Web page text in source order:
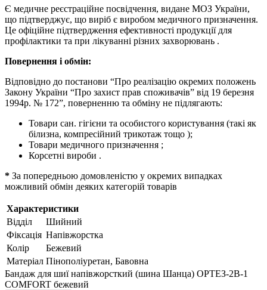
Є медичне реєстраційне посвідчення, видане МОЗ України,
що підтверджує, що виріб є виробом медичного призначення.
Це офіційне підтвердження ефективності продукції для
профілактики та при лікуванні різних захворювань .
Повернення і обмін:
Відповідно до постанови “Про реалізацію окремих положень
Закону України “Про захист прав споживачів” від 19 березня
1994р. № 172”, поверненню та обміну не підлягають:
Товари сан. гігієни та особистого користування (такі як
білизна, компресійний трикотаж тощо );
Товари медичного призначення ;
Корсетні вироби .
* За попередньою домовленістю у окремих випадках
можливий обмін деяких категорій товарів
Характеристики
Відділ
Шийний
Фіксація Напівжорстка
Колір
Бежевий
Матеріал Пінополіуретан, Бавовна
Бандаж для шиї напівжорсткий (шина Шанца) ОРТЕЗ-2В-1
COMFORT бежевий